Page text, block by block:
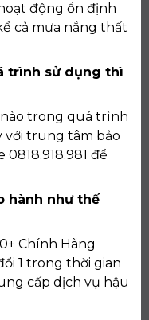
động ổn định
cả mưa nắng thất
trình sử dụng thì
trong quá trình
với trung tâm bảo
để
hành như thế
Chính Hãng
1 trong thời gian
cấp dịch vụ hậu